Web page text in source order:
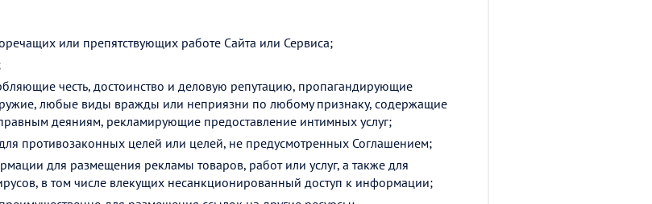
или препятствующих работе Сайта или Сервиса;
честь, достоинство и деловую репутацию, пропагандирующие
любые виды вражды или неприязни по любому признаку, содержащие
деяниям, рекламирующие предоставление интимных услуг;
противозаконных целей или целей, не предусмотренных Соглашением;
для размещения рекламы товаров, работ или услуг, а также для
в том числе влекущих несанкционированный доступ к информации;